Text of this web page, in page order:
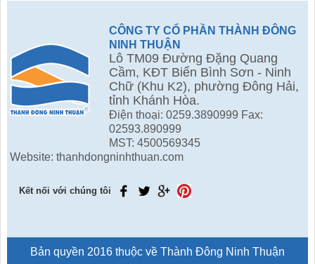
CÔNG TY CỔ PHẦN THÀNH ĐÔNG
NINH THUẬN
Lô TM09 Đường Đặng Quang
Cầm, KĐT Biển Bình Sơn - Ninh
Chữ (Khu K2), phường Đông Hải,
tỉnh Khánh Hòa.
Điện thoại: 0259.3890999 Fax:
02593.890999
MST: 4500569345
Website: thanhdongninhthuan.com
Kết nối với chúng tôi
Bản quyền 2016 thuộc về Thành Đông Ninh Thuận